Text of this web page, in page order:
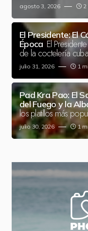
agosto 3, 2026
El Presidente: El
Época El
de la coctelería
julio 31, 2026 1
Pad Kra Pao: El
del Fuego y la
los platillos más
julio 30, 2026 1